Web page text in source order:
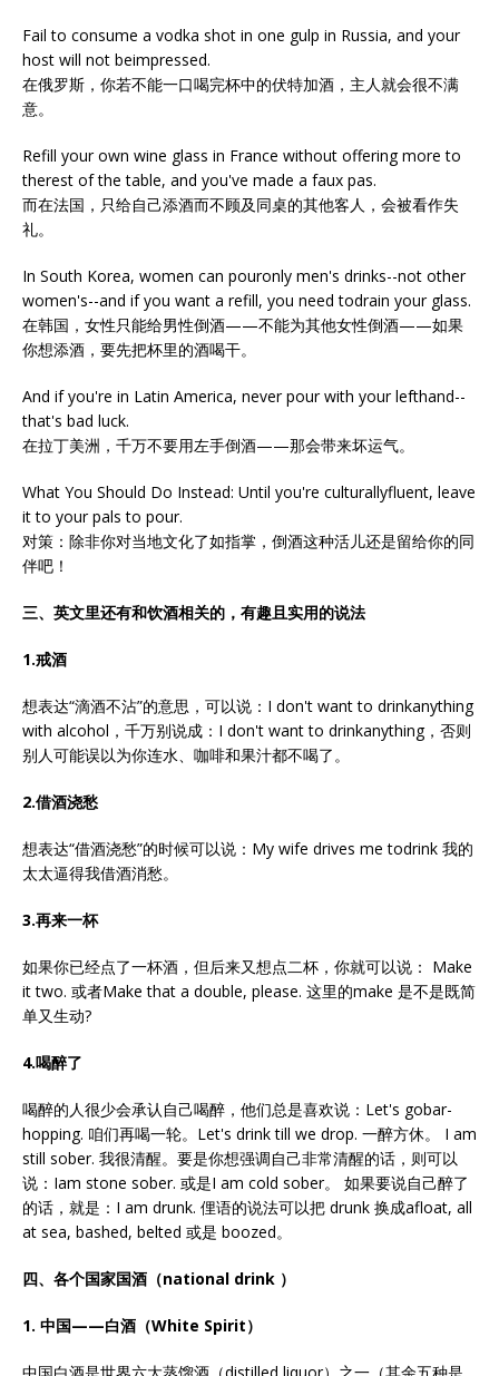
Fail to consume a vodka shot in one gulp in Russia, and your
host will not beimpressed.
在俄罗斯，你若不能一口喝完杯中的伏特加酒，主人就会很不满
意。
Refill your own wine glass in France without offering more to
therest of the table, and you've made a faux pas.
而在法国，只给自己添酒而不顾及同桌的其他客人，会被看作失
礼。
In South Korea, women can pouronly men's drinks--not other
women's--and if you want a refill, you need todrain your glass.
在韩国，女性只能给男性倒酒——不能为其他女性倒酒——如果
你想添酒，要先把杯里的酒喝干。
And if you're in Latin America, never pour with your lefthand--
that's bad luck.
在拉丁美洲，千万不要用左手倒酒——那会带来坏运气。
What You Should Do Instead: Until you're culturallyfluent, leave
it to your pals to pour.
对策：除非你对当地文化了如指掌，倒酒这种活儿还是留给你的同
伴吧！
三、英文里还有和饮酒相关的，有趣且实用的说法
1.戒酒
想表达“滴酒不沾”的意思，可以说：I don't want to drinkanything
with alcohol，千万别说成：I don't want to drinkanything，否则
别人可能误以为你连水、咖啡和果汁都不喝了。
2.借酒浇愁
想表达“借酒浇愁”的时候可以说：My wife drives me todrink 我的
太太逼得我借酒消愁。
3.再来一杯
如果你已经点了一杯酒，但后来又想点二杯，你就可以说： Make
it two. 或者Make that a double, please. 这里的make 是不是既简
单又生动?
4.喝醉了
喝醉的人很少会承认自己喝醉，他们总是喜欢说：Let's gobar-
hopping. 咱们再喝一轮。Let's drink till we drop. 一醉方休。 I am
still sober. 我很清醒。要是你想强调自己非常清醒的话，则可以
说：Iam stone sober. 或是I am cold sober。 如果要说自己醉了
的话，就是：I am drunk. 俚语的说法可以把 drunk 换成afloat, all
at sea, bashed, belted 或是 boozed。
四、各个国家国酒（national drink ）
1. 中国——白酒（White Spirit）